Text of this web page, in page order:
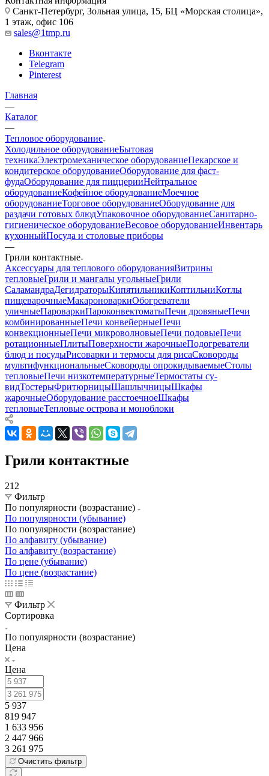
Санкт-Петербург, Зольная улица, 15, БЦ «Морская столица»,
1 этаж, офис 106
sales@1tmp.ru
Вконтакте
Telegram
Pinterest
Главная
—
Каталог
—
Тепловое оборудование
Холодильное оборудованиеБытовая
техникаЭлектромеханическое оборудованиеПекарское и
кондитерское оборудованиеОборудование для фаст-
фудаОборудование для пиццерииНейтральное
оборудованиеКофейное оборудованиеМоечное
оборудованиеТорговое оборудованиеОборудование для
раздачи готовых блюдУпаковочное оборудованиеСанитарно-
гигиеническое оборудованиеВесовое оборудованиеИнвентарь
кухонныйПосуда и столовые приборы
—
Грили контактные
Аксессуары для теплового оборудованияВитрины
тепловыеГрили и мангалы угольныеГрили
СаламандраДегидраторыКипятильникиКоптильниКотлы
пищеварочныеМакароноваркиОбогреватели
уличныеПароваркиПароконвектоматыПечи дровяныеПечи
комбинированныеПечи конвейерныеПечи
конвекционныеПечи микроволновыеПечи подовыеПечи
ротационныеПлитыПоверхности жарочныеПодогреватели
блюд и посудыРисоварки и термосы для рисаСковороды
мультифункциональныеСковороды опрокидываемыеСтолы
тепловыеПечи низкотемпературныеТермостаты су-
видТостерыФритюрницыШашлычницыШкафы
жарочныеОборудование расстоечноеШкафы
тепловыеТепловые острова и моноблоки
Грили контактные
212
Фильтр
По популярности (возрастание)
По популярности (убывание)
По популярности (возрастание)
По алфавиту (убывание)
По алфавиту (возрастание)
По цене (убывание)
По цене (возрастание)
Фильтр
Сортировка
По популярности (возрастание)
Цена
Цена
5 937
819 947
1 633 956
2 447 966
3 261 975
Очистить фильтр